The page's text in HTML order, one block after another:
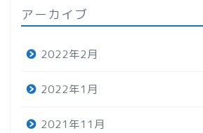
アーカイブ
2022年2月
2022年1月
2021年11月